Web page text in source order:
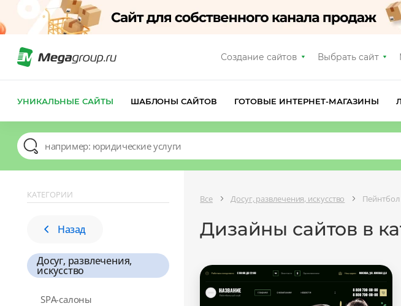
Создание сайтов Выбрать сайт
УНИКАЛЬНЫЕ САЙТЫ ШАБЛОНЫ САЙТОВ ГОТОВЫЕ ИНТЕРНЕТ-МАГАЗИНЫ
КАТЕГОРИИ
Назад
Досуг, развлечения,
искусство
SPA-салоны
Все Досуг, развлечения, искусство Пейнтбол
Дизайны сайтов в